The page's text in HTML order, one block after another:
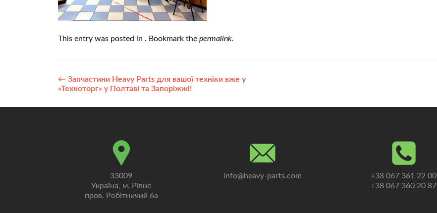
This entry was posted in . Bookmark the permalink.
Post
← Запчастини Heavy Parts для вашої техніки вже у
«Техноторг» у Полтаві та Запоріжжі!
33009
Україна, м. Рівне
пров. Робітничий 6а
info@heavy-parts.com
+38 067 361 22 00
+38 067 360 20 87